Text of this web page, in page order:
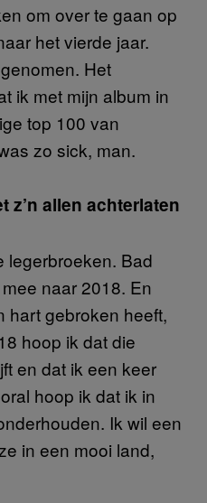
om over te gaan op
het vierde jaar.
Het
ik met mijn album in
top 100 van
zo sick, man.
z’n allen achterlaten
legerbroeken. Bad
naar 2018. En
hart gebroken heeft,
hoop ik dat die
en dat ik een keer
hoop ik dat ik in
Ik wil een
in een mooi land,